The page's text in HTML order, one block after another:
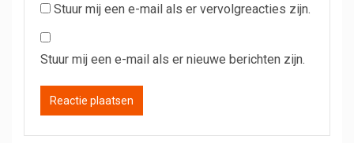
Stuur mij een e-mail als er vervolgreacties zijn.
Stuur mij een e-mail als er nieuwe berichten zijn.